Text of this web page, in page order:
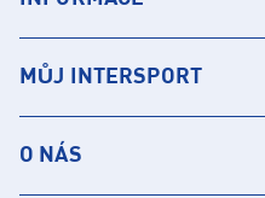
MŮJ INTERSPORT
O NÁS